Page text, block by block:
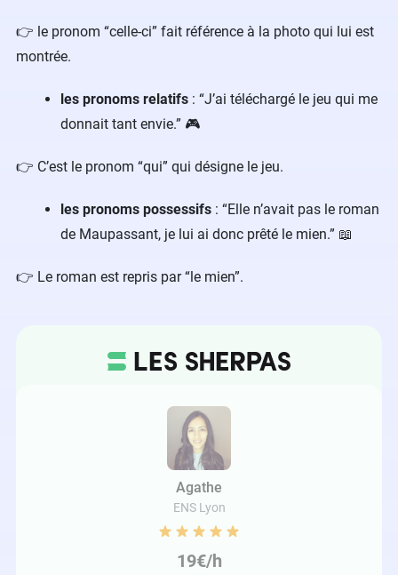
👉 le pronom “celle-ci” fait référence à la photo qui lui est
montrée.
les pronoms relatifs : “J’ai téléchargé le jeu qui me
donnait tant envie.” 🎮
👉 C’est le pronom “qui” qui désigne le jeu.
les pronoms possessifs : “Elle n’avait pas le roman
de Maupassant, je lui ai donc prêté le mien.” 📖
👉 Le roman est repris par “le mien”.
Agathe
ENS Lyon
19€/h